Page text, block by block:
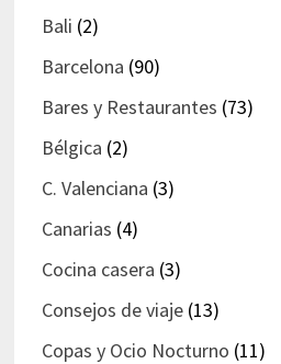
Bali (2)
Barcelona (90)
Bares y Restaurantes (73)
Bélgica (2)
C. Valenciana (3)
Canarias (4)
Cocina casera (3)
Consejos de viaje(13)
Copas y Ocio Nocturno (11)